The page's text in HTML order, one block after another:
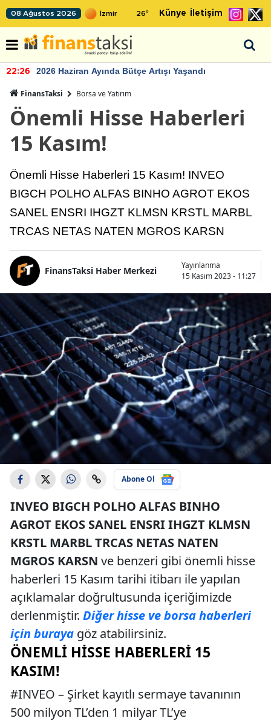
08 Ağustos 2026 26° Künye İletişim
22:26 2026 Haziran Ayında Bütçe Artışı Yaşandı
FinansTaksi Borsa ve Yatırım
Önemli Hisse Haberleri
15 Kasım!
Önemli Hisse Haberleri 15 Kasım! INVEO
BIGCH POLHO ALFAS BINHO AGROT EKOS
SANEL ENSRI IHGZT KLMSN KRSTL MARBL
TRCAS NETAS NATEN MGROS KARSN
FinansTaksi Haber Merkezi
Yayınlanma
15 Kasım 2023 - 11:27
Abone Ol
INVEO BIGCH POLHO ALFAS BINHO
AGROT EKOS SANEL ENSRI IHGZT KLMSN
KRSTL MARBL TRCAS NETAS NATEN
MGROS KARSN ve benzeri gibi önemli hisse
haberleri 15 Kasım tarihi itibarı ile yapılan
açıklamalar doğrultusunda içeriğimizde
derlenmiştir. Diğer hisse ve borsa haberleri
için buraya göz atabilirsiniz.
ÖNEMLI HISSE HABERLERI 15
KASIM!
#INVEO – Şirket kayıtlı sermaye tavanının
500 milyon TL’den 1 milyar TL’ye